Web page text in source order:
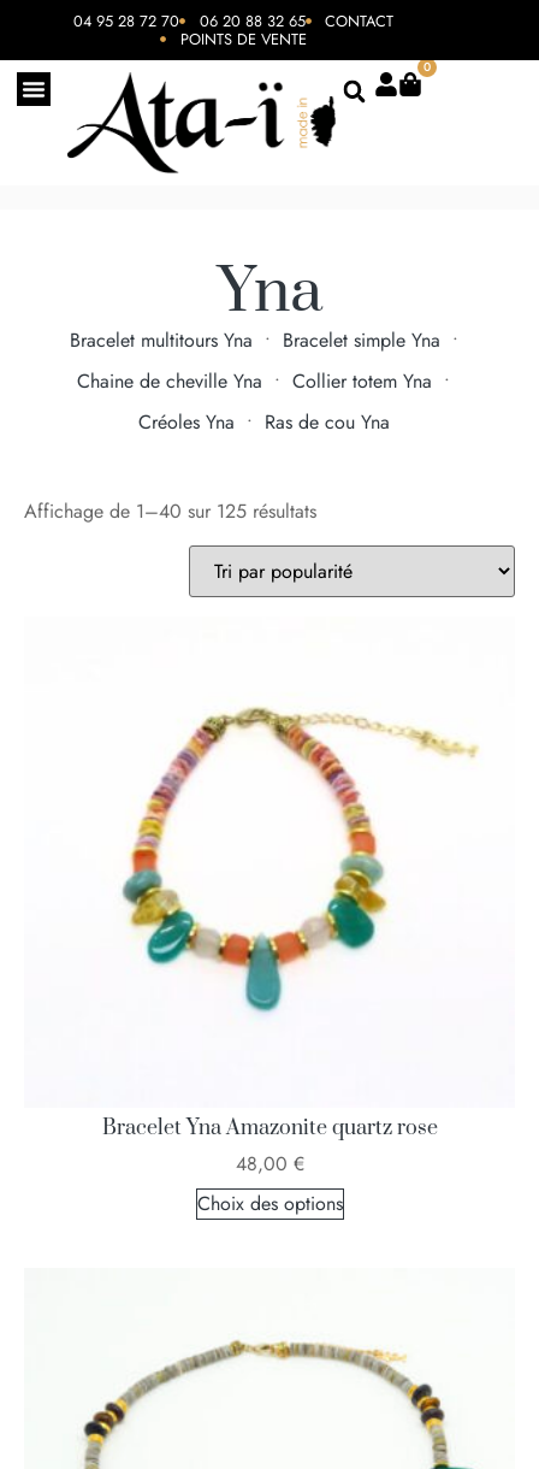
04 95 28 72 70 06 20 88 32 65 CONTACT
POINTS DE VENTE
0
Yna
Bracelet multitours Yna • Bracelet simple Yna •
Chaine de cheville Yna • Collier totem Yna •
Créoles Yna • Ras de cou Yna
Affichage de 1–40 sur 125 résultats
Bracelet Yna Amazonite quartz rose
48,00 €
Choix des options